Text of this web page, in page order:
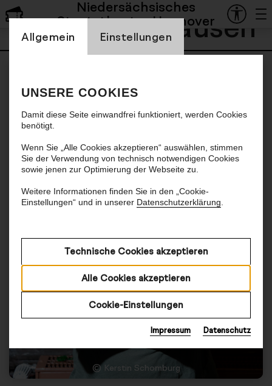
Einstellung Cookienbanner
Allgemein
Einstellungen
UNSERE COOKIES
Damit diese Seite einwandfrei funktioniert, werden Cookies
benötigt.
Wenn Sie „Alle Cookies akzeptieren“ auswählen, stimmen
Sie der Verwendung von technisch notwendigen Cookies
sowie jenen zur Optimierung der Webseite zu.
Weitere Informationen finden Sie in den „Cookie-
Einstellungen“ und in unserer Datenschutzerklärung
Technische Cookies akzeptieren
Alle Cookies akzeptieren
Cookie-Einstellungen
Impressum Datenschutz
Niedersächsisches
Staatstheater Hannover
Lukas Holzhausen
© Kerstin Schomburg